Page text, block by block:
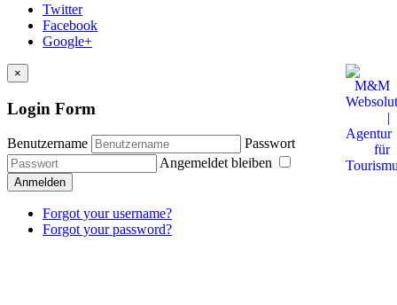
Twitter
Facebook
Google+
×
Login Form
Benutzername
Passwort
Angemeldet bleiben
Anmelden
Forgot your username?
Forgot your password?